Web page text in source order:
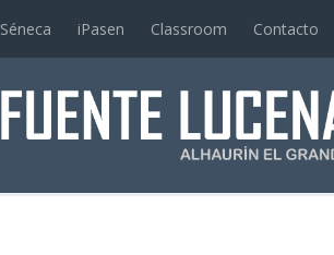
Séneca iPasen Classroom Contacto